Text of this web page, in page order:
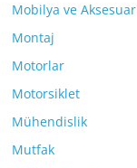
Mobilya ve Aksesuar
Montaj
Motorlar
Motorsiklet
Mühendislik
Mutfak